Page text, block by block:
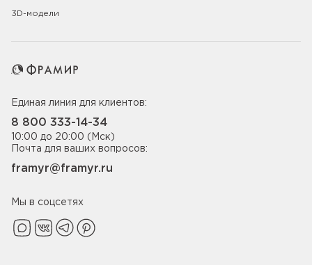
3D-модели
Единая линия для клиентов:
8 800 333-14-34
10:00 до 20:00 (Мск)
Почта для ваших вопросов:
framyr@framyr.ru
Мы в соцсетях